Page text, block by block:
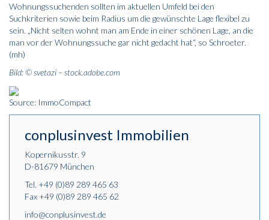
Wohnungssuchenden sollten im aktuellen Umfeld bei den
Suchkriterien sowie beim Radius um die gewünschte Lage flexibel zu
sein. „Nicht selten wohnt man am Ende in einer schönen Lage, an die
man vor der Wohnungssuche gar nicht gedacht hat“, so Schroeter.
(mh)
Bild: © svetazi – stock.adobe.com
Source: ImmoCompact
conplusinvest Immobilien
Kopernikusstr. 9
D-81679 München
Tel. +49 (0)89 289 465 63
Fax +49 (0)89 289 465 62
info@conplusinvest.de